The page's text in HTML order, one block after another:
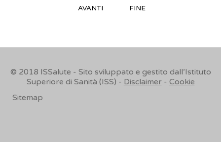
AVANTI FINE
© 2018 ISSalute - Sito sviluppato e gestito dall’Istituto
Superiore di Sanità (ISS) - Disclaimer- Cookie
Sitemap